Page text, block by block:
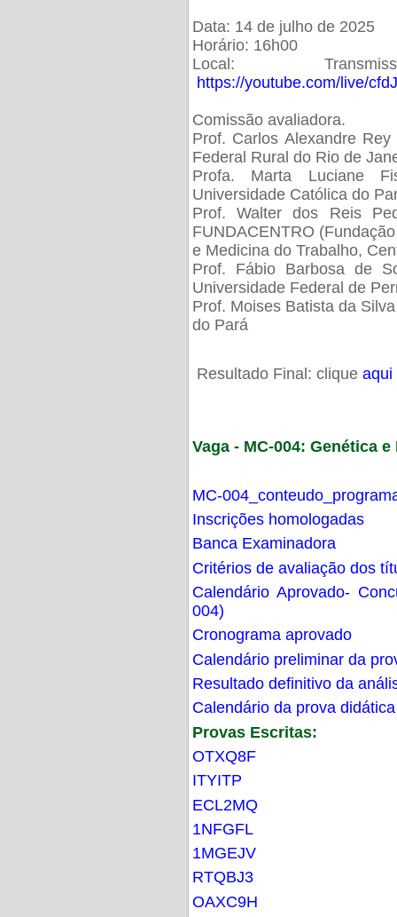
Data: 14 de julho de 2025
Horário: 16h00
Local:
https://youtube.com/live/
Comissão avaliadora.
Prof. Carlos Alexandre
Federal Rural do Rio de
Profa. Marta Luciane
Universidade Católica do
Prof. Walter dos Reis
FUNDACENTRO
e Medicina do Trabalho,
Prof. Fábio Barbosa de
Universidade Federal de
Prof. Moises Batista da
do Pará
Resultado Final: clique aqui
Vaga - MC-004: Genética
MC-
Inscrições homologadas
Banca Examinadora
Critérios de avaliação dos
Calendário Aprovado-
004)
Cronograma aprovado
Calendário preliminar da
Resultado definitivo da
Calendário da prova didática
Provas Escritas:
OTXQ8F
ITYITP
ECL2MQ
1NFGFL
1MGEJV
RTQBJ3
OAXC9H